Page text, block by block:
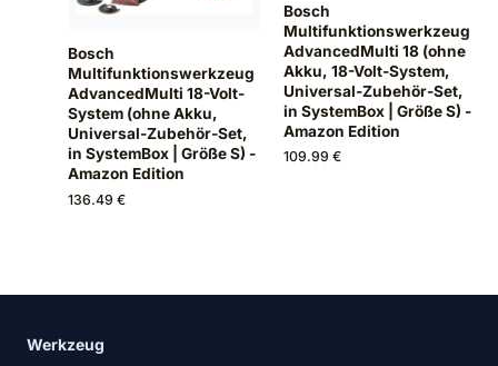
Bosch
Multifunktionswerkzeug
AdvancedMulti 18-Volt-
System (ohne Akku,
Universal-Zubehör-Set,
in SystemBox | Größe S) -
Amazon Edition
136.49 €
Bosch
Multifunktionswerkzeug
AdvancedMulti 18 (ohne
Akku, 18-Volt-System,
Universal-Zubehör-Set,
in SystemBox | Größe S) -
Amazon Edition
109.99 €
Werkzeug